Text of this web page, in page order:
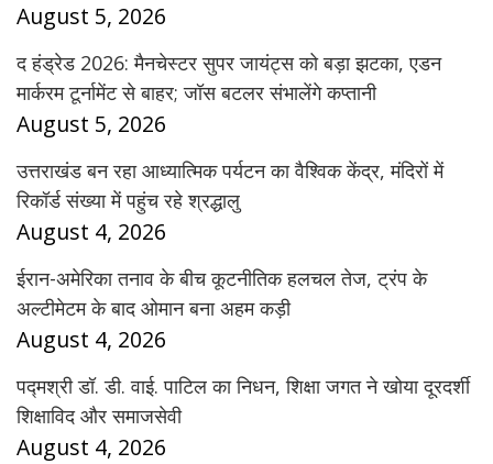
August 5, 2026
द हंड्रेड 2026: मैनचेस्टर सुपर जायंट्स को बड़ा झटका, एडन
मार्करम टूर्नामेंट से बाहर; जॉस बटलर संभालेंगे कप्तानी
August 5, 2026
उत्तराखंड बन रहा आध्यात्मिक पर्यटन का वैश्विक केंद्र, मंदिरों में
रिकॉर्ड संख्या में पहुंच रहे श्रद्धालु
August 4, 2026
ईरान-अमेरिका तनाव के बीच कूटनीतिक हलचल तेज, ट्रंप के
अल्टीमेटम के बाद ओमान बना अहम कड़ी
August 4, 2026
पद्मश्री डॉ. डी. वाई. पाटिल का निधन, शिक्षा जगत ने खोया दूरदर्शी
शिक्षाविद और समाजसेवी
August 4, 2026